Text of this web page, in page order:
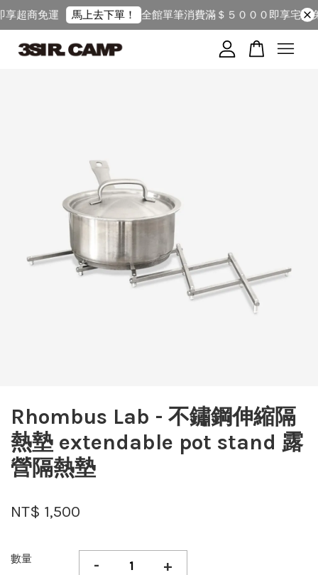
馬上去下單！ 全館單筆消費滿＄５０００即享宅配免運（限台
Rhombus Lab - 不鏽鋼伸縮隔
熱墊 extendable pot stand 露
營隔熱墊
NT$ 1,500
數量 - +
有人added to cart
UNIT/04 - MULTI SOFT POUCH / 多功能收納包
9 小時前